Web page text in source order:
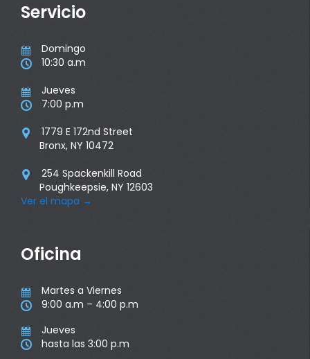
Servicio
 Domingo
 10:30 a.m
 Jueves
 7:00 p.m

1779 E 172nd Street
Bronx, NY 10472

254 Spackenkill Road
Poughkeepsie, NY 12603
Ver el mapa →
Oficina
 Martes a Viernes
 9:00 a.m – 4:00 p.m
 Jueves
 hasta las 3:00 p.m